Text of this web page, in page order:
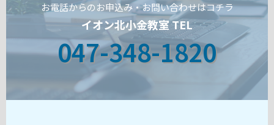
お電話からのお申込み・お問い合わせはコチラ
イオン北小金教室 TEL
047-348-1820